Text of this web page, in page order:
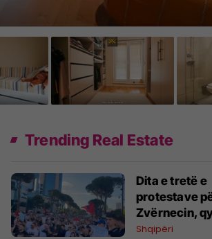
Trending Real Estate
Dita e tretë e
protestave
Zvërnecin,
kërkojnë
Shqipëri